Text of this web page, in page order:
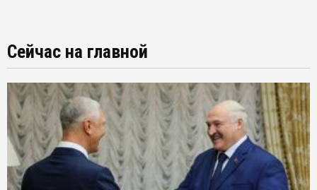
Сейчас на главной